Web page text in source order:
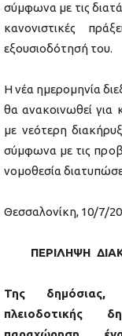
σύμφωνα με τις
κανονιστικές
εξουσιοδότησή του.
Η νέα ημερομηνία
θα ανακοινωθεί για
με νεότερη
σύμφωνα με τις
νομοθεσία
Θεσσαλονίκη, 10/7/
ΠΕΡΙΛΗΨΗ
Της δημόσιας,
πλειοδοτικής